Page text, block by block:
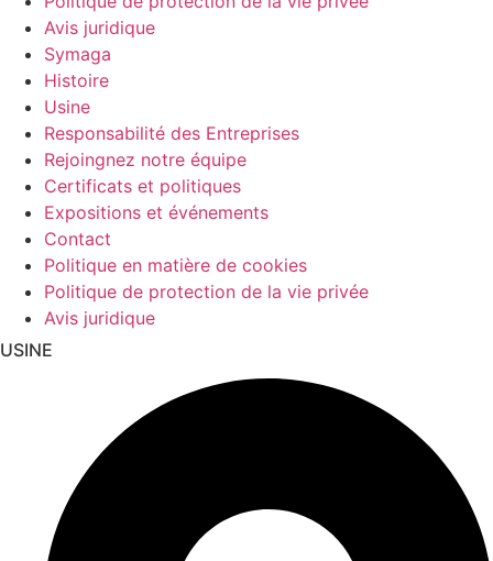
Avis juridique
Symaga
Histoire
Usine
Responsabilité des Entreprises
Rejoingnez notre équipe
Certificats et politiques
Expositions et événements
Contact
Politique en matière de cookies
Politique de protection de la vie privée
Avis juridique
USINE